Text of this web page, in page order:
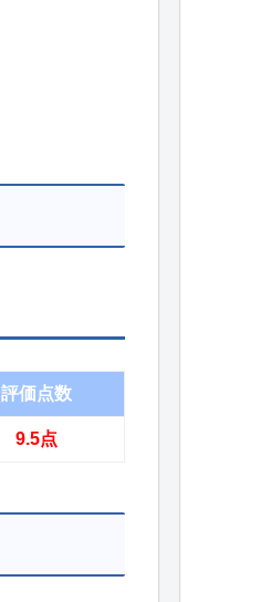
評価点数
9.5点